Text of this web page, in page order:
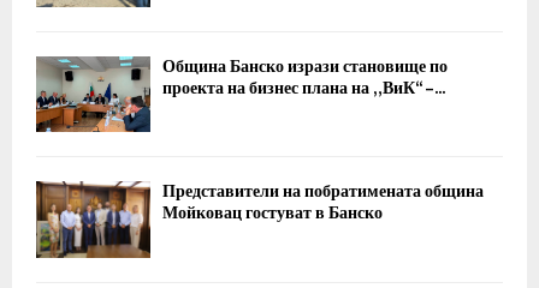
Община Банско изрази становище по
проекта на бизнес плана на „ВиК“ –...
Представители на побратимената община
Мойковац гостуват в Банско